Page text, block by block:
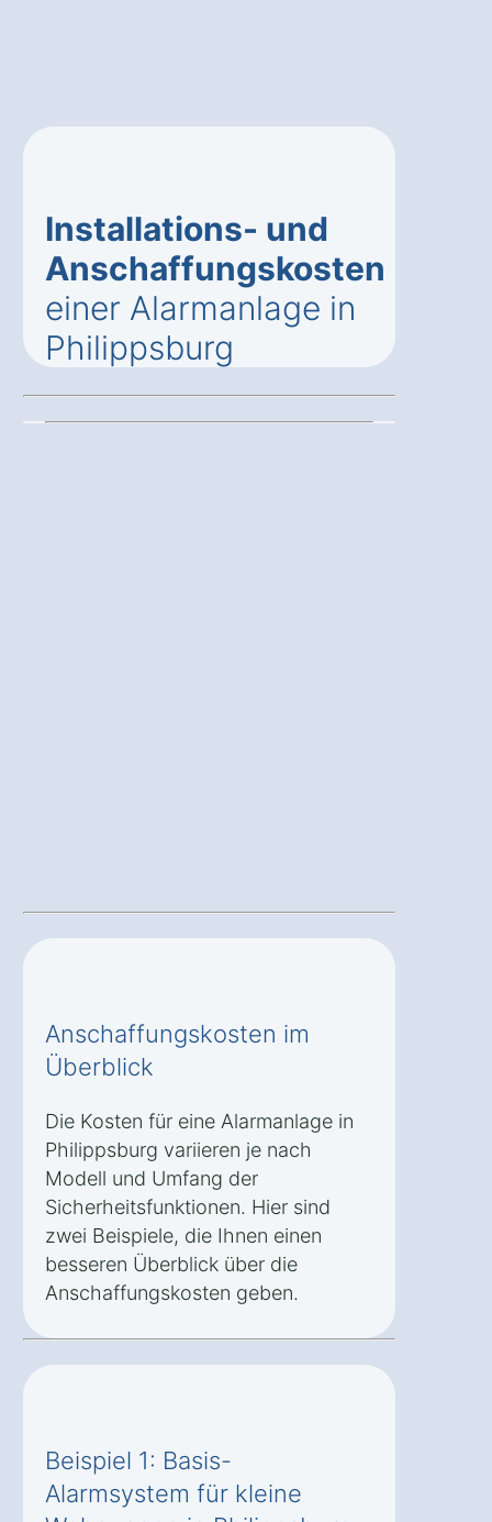
Installations- und
Anschaffungskosten
einer Alarmanlage in
Philippsburg
Anschaffungskosten im
Überblick
Die Kosten für eine Alarmanlage in
Philippsburg variieren je nach
Modell und Umfang der
Sicherheitsfunktionen. Hier sind
zwei Beispiele, die Ihnen einen
besseren Überblick über die
Anschaffungskosten geben.
Beispiel 1: Basis-
Alarmsystem für kleine